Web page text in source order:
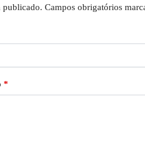
publicado. Campos obrigatórios
*